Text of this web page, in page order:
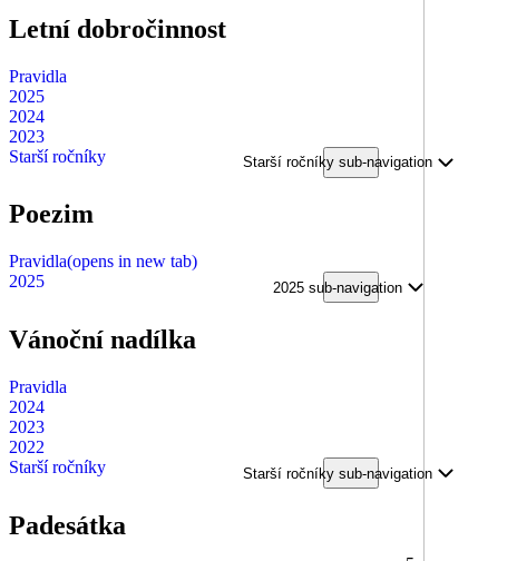
Letní dobročinnost
Pravidla
2025
2024
2023
Starší ročníky
Starší ročníky sub-navigation
Poezim
Pravidla(opens in new tab)
2025
2025 sub-navigation
Vánoční nadílka
Pravidla
2024
2023
2022
Starší ročníky
Starší ročníky sub-navigation
Padesátka